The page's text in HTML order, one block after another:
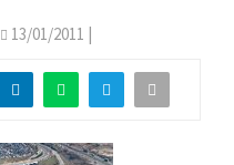
13/01/2011 |